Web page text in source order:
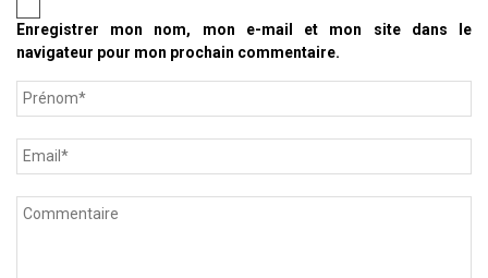
Enregistrer mon nom, mon e-mail et mon site dans le
navigateur pour mon prochain commentaire.